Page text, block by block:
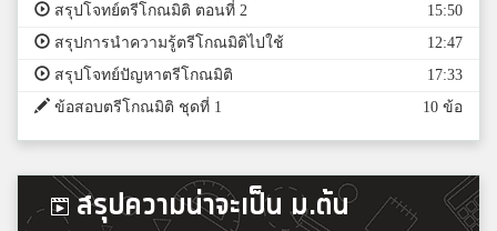
สรุปโจทย์ตรีโกณมิติ ตอนที่ 2
15:50
สรุปการนำความรู้ตรีโกณมิติไปใช้
12:47
สรุปโจทย์ปัญหาตรีโกณมิติ
17:33
ข้อสอบตรีโกณมิติ ชุดที่ 1
10 ข้อ
สรุปความน่าจะเป็น ม.ต้น